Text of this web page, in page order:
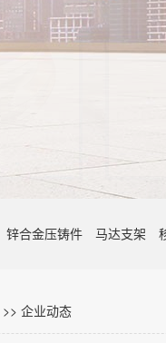
锌合金压铸件 马达支架
>> 企业动态